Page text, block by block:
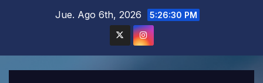
Jue. Ago 6th, 2026 5:26:31 PM